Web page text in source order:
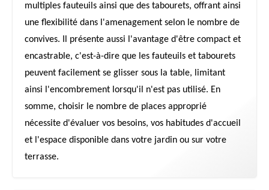
multiples fauteuils ainsi que des tabourets, offrant ainsi
une flexibilité dans l'amenagement selon le nombre de
convives. Il présente aussi l'avantage d'être compact et
encastrable, c'est-à-dire que les fauteuils et tabourets
peuvent facilement se glisser sous la table, limitant
ainsi l'encombrement lorsqu'il n'est pas utilisé. En
somme, choisir le nombre de places approprié
nécessite d'évaluer vos besoins, vos habitudes d'accueil
et l'espace disponible dans votre jardin ou sur votre
terrasse.